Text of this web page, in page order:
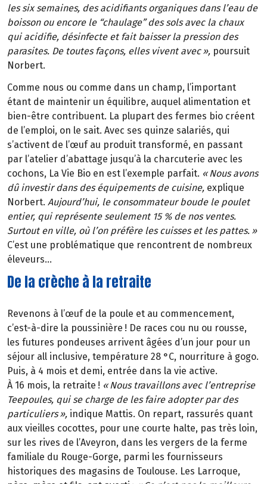
les six semaines, des acidifiants organiques dans l’eau de
boisson ou encore le “chaulage”des sols avec la chaux
qui acidifie, désinfecte et fait baisser la pression des
parasites. De toutes façons, elles vivent avec », poursuit
Norbert.
Comme nous ou comme dans un champ, l’important
étant de maintenir un équilibre, auquel alimentation et
bien-être contribuent. La plupart des fermes bio créent
de l’emploi, on le sait. Avec ses quinze salariés, qui
s’activent de l’œuf au produit transformé, en passant
par l’atelier d’abattage jusqu’à la charcuterie avec les
cochons, La Vie Bio en est l’exemple parfait. « Nous avons
dûinvestir dans deséquipements de cuisine, explique
Norbert. Aujourd’hui, le consommateur boude le poulet
entier, qui représente seulement 15 % de nos ventes.
Surtout en ville, où l’on préfère les cuisses et les pattes. »
C’est une problématique que rencontrent de nombreux
éleveurs…
De la crèche à la retraite
Revenons à l’œuf de la poule et au commencement,
c’est-à-dire la poussinière ! De races cou nu ou rousse,
les futures pondeuses arrivent âgées d ’un jour pour un
séjour all inclusive, température 28 °C, nourriture à gogo.
Puis, à 4 mois et demi, entrée dans la vie active.
À 16 mois, la retraite ! « Nous travaillons avec l’entreprise
Teepoules, qui se charge de les faire adopter par des
particuliers », indique Mattis. On repart, rassurés quant
aux vieilles cocottes, pour une courte halte, pas très loin,
sur les rives de l’Aveyron, dans les vergers de la ferme
familiale du Rouge-Gorge, parmi les fournisseurs
historiques des magasins de Toulouse. Les Larroque,